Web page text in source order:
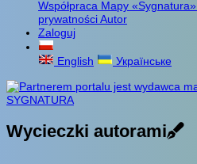
Współpraca Mapy «Sygnatura»
prywatnościAutor
Zaloguj
English Українське
Wycieczki autorami